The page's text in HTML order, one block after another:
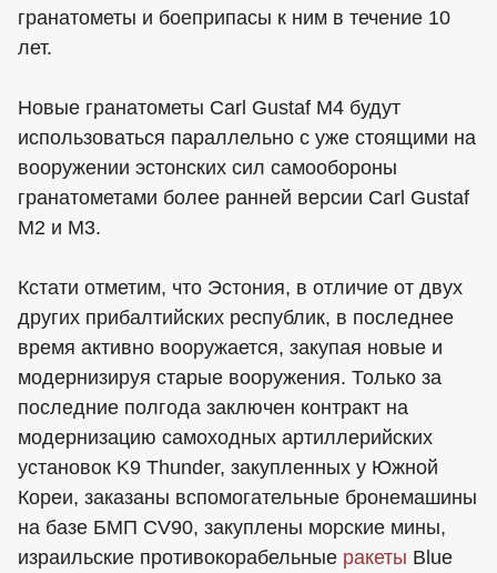
гранатометы и боеприпасы к ним в течение 10
лет.
Новые гранатометы Carl Gustaf M4 будут
использоваться параллельно с уже стоящими на
вооружении эстонских сил самообороны
гранатометами более ранней версии Carl Gustaf
M2 и M3.
Кстати отметим, что Эстония, в отличие от двух
других прибалтийских республик, в последнее
время активно вооружается, закупая новые и
модернизируя старые вооружения. Только за
последние полгода заключен контракт на
модернизацию самоходных артиллерийских
установок K9 Thunder, закупленных у Южной
Кореи, заказаны вспомогательные бронемашины
на базе БМП CV90, закуплены морские мины,
израильские противокорабельные ракеты Blue